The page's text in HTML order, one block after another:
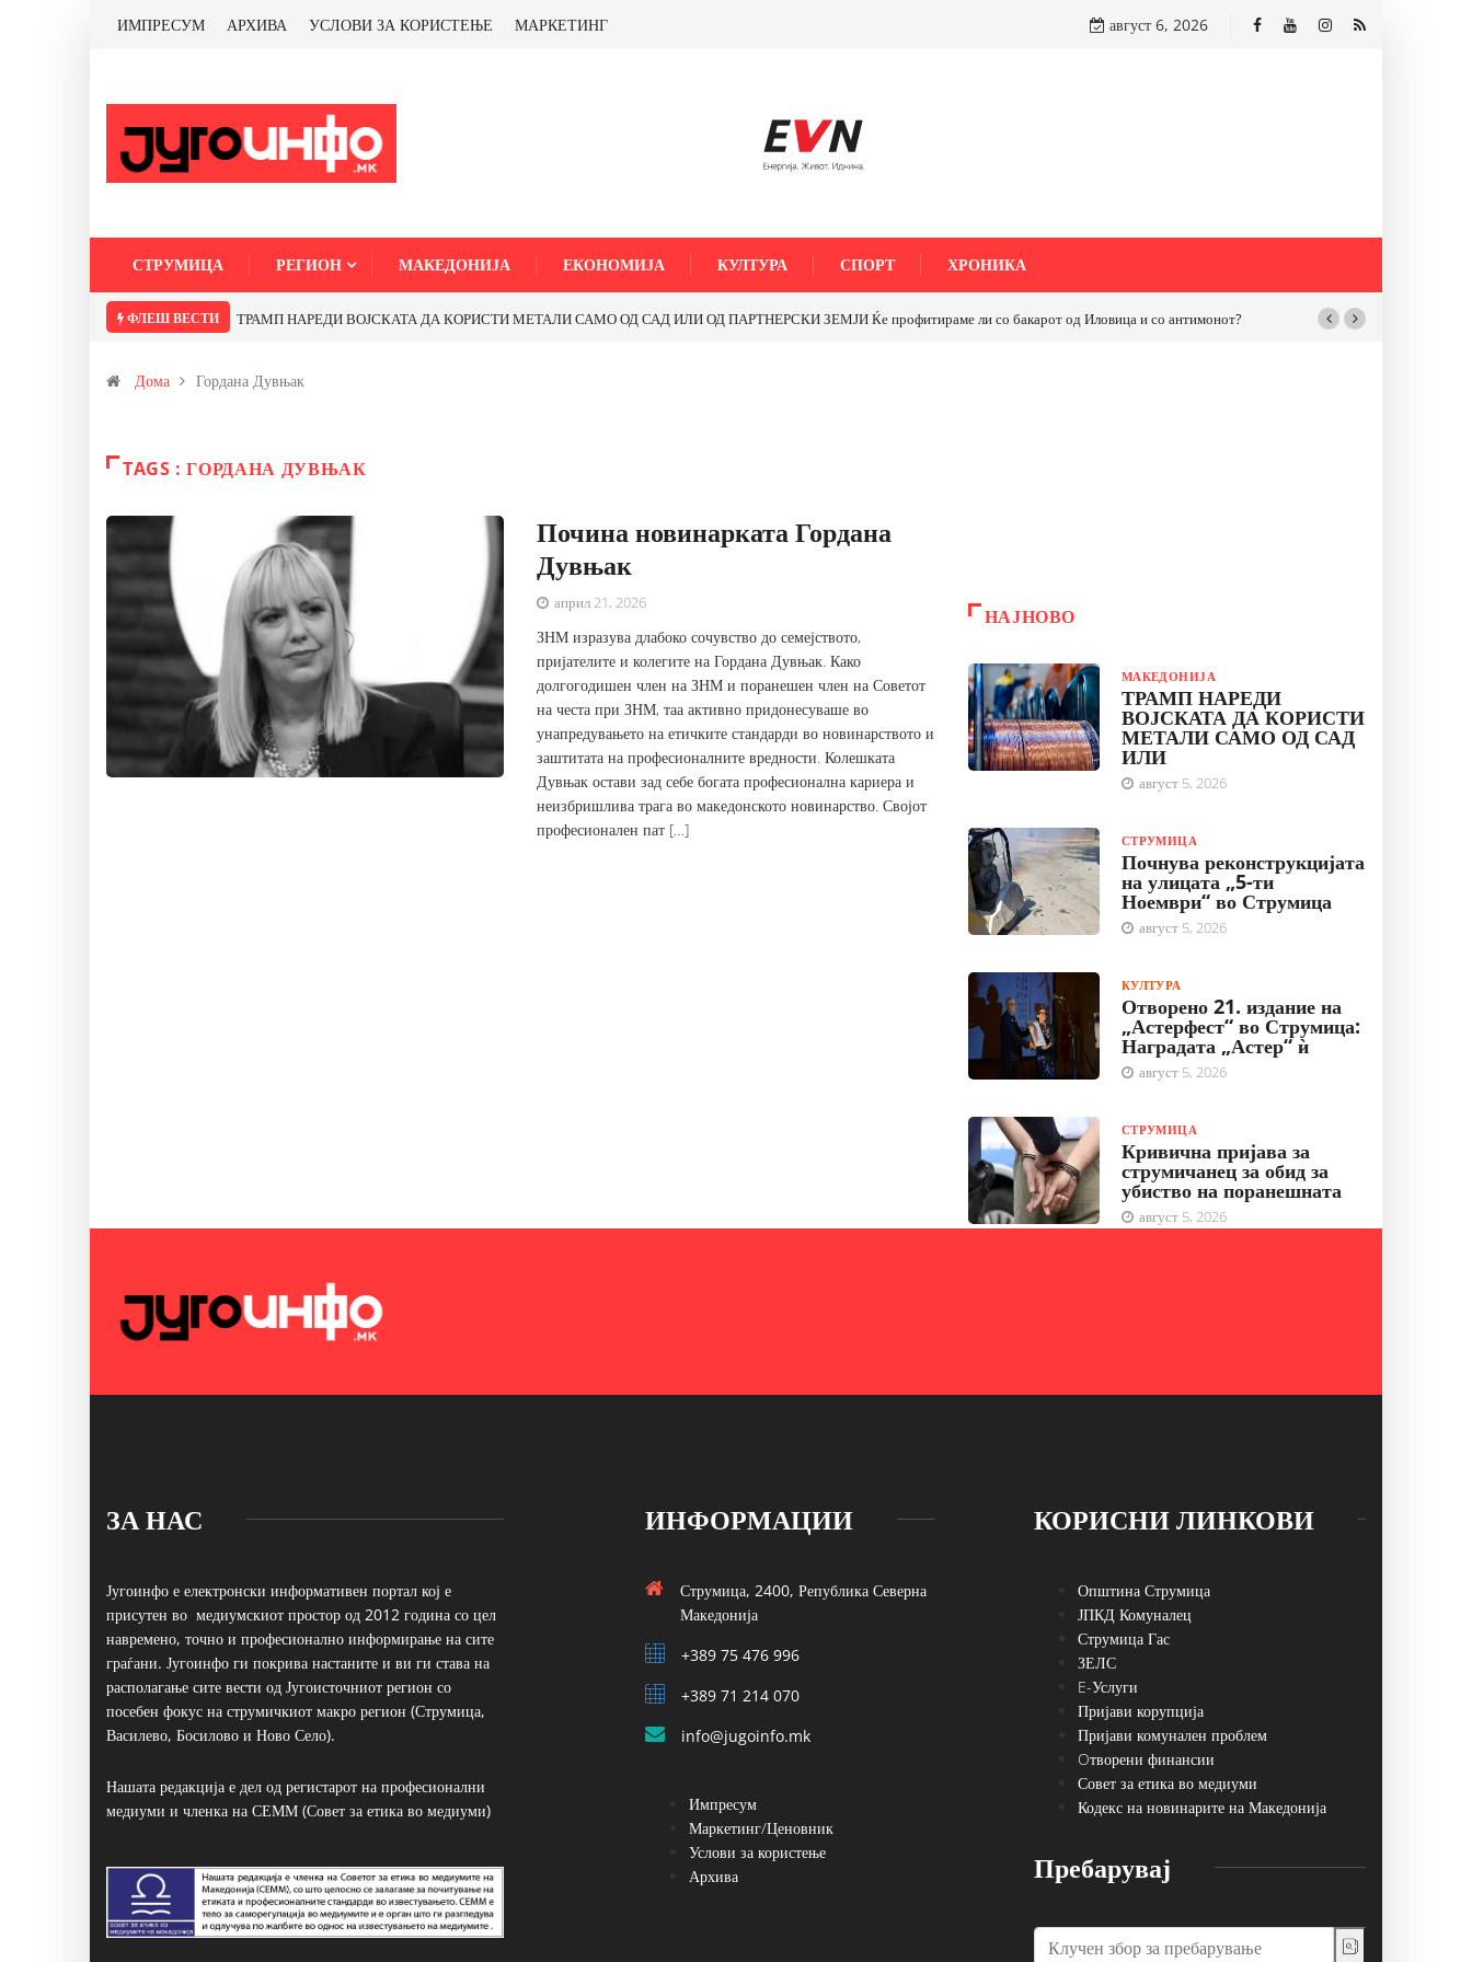
ИМПРЕСУМ АРХИВА УСЛОВИ ЗА КОРИСТЕЊЕ МАРКЕТИНГ август 6, 2026
СТРУМИЦА РЕГИОН МАКЕДОНИЈА ЕКОНОМИЈА КУЛТУРА СПОРТ ХРОНИКА
ФЛЕШ ВЕСТИ ТРАМП НАРЕДИ ВОЈСКАТА ДА КОРИСТИ МЕТАЛИ САМО ОД САД ИЛИ ОД ПАРТНЕРСКИ ЗЕМЈИ Ќе профитираме ли со бакарот од Иловица и со антимонот?
Дома Гордана Дувњак
TAGS : ГОРДАНА ДУВЊАК
Почина новинарката Гордана
Дувњак
април 21, 2026
ЗНМ изразува длабоко сочувство до семејството,
пријателите и колегите на Гордана Дувњак. Како
долгогодишен член на ЗНМ и поранешен член на Советот
на честа при ЗНМ, таа активно придонесуваше во
унапредувањето на етичките стандарди во новинарството и
заштитата на професионалните вредности. Колешката
Дувњак остави зад себе богата професионална кариера и
неизбришлива трага во македонското новинарство. Својот
професионален пат […]
НАЈНОВО
МАКЕДОНИЈА
ТРАМП НАРЕДИ
ВОЈСКАТА ДА КОРИСТИ
МЕТАЛИ САМО ОД САД
ИЛИ
август 5, 2026
СТРУМИЦА
Почнува реконструкцијата
на улицата „5-ти
Ноември“ во Струмица
август 5, 2026
КУЛТУРА
Отворено 21. издание на
„Астерфест“ во Струмица:
Наградата „Астер“ ѝ
август 5, 2026
СТРУМИЦА
Кривична пријава за
струмичанец за обид за
убиство на поранешната
август 5, 2026
ЗА НАС
Југоинфо е електронски информативен портал кој е
присутен во медиумскиот простор од 2012 година со цел
навремено, точно и професионално информирање на сите
граѓани. Југоинфо ги покрива настаните и ви ги става на
располагање сите вести од Југоисточниот регион со
посебен фокус на струмичкиот макро регион (Струмица,
Василево, Босилово и Ново Село).
Нашата редакција е дел од регистарот на професионални
медиуми и членка на СЕММ (Совет за етика во медиуми)
ИНФОРМАЦИИ
Струмица, 2400, Република Северна
Македонија
+389 75 476 996
+389 71 214 070
info@jugoinfo.mk
Импресум
Маркетинг/Ценовник
Услови за користење
Архива
КОРИСНИ ЛИНКОВИ
Општина Струмица
ЈПКД Комуналец
Струмица Гас
ЗЕЛС
E-Услуги
Пријави корупција
Пријави комунален проблем
Oтворени финансии
Совет за етика во медиуми
Кодекс на новинарите на Македонија
Пребарувај